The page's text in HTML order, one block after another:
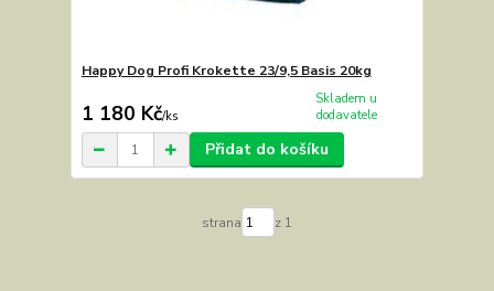
Happy Dog Profi Krokette 23/9,5 Basis 20kg
1 180 Kč/ks
Skladem u
dodavatele
Přidat do košíku
strana z 1